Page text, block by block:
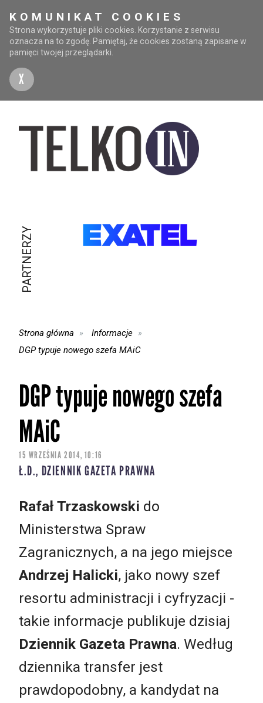
KOMUNIKAT COOKIES
Strona wykorzystuje pliki cookies. Korzystanie z serwisu
oznacza na to zgodę. Pamiętaj, że cookies zostaną zapisane w
pamięci twojej przeglądarki.
X
PARTNERZY
Strona główna
Informacje
DGP typuje nowego szefa MAiC
DGP typuje nowego szefa
MAiC
15 WRZEŚNIA 2014, 10:16
Ł.D., DZIENNIK GAZETA PRAWNA
Rafał Trzaskowski do
Ministerstwa Spraw
Zagranicznych, a na jego miejsce
Andrzej Halicki, jako nowy szef
resortu administracji i cyfryzacji -
takie informacje publikuje dzisiaj
Dziennik Gazeta Prawna. Według
dziennika transfer jest
prawdopodobny, a kandydat na